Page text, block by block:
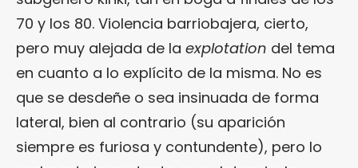
70 y los 80. Violencia barriobajera, cierto,
pero muy alejada de la explotation del tema
en cuanto a lo explícito de la misma. No es
que se desdeñe o sea insinuada de forma
lateral, bien al contrario (su aparición
siempre es furiosa y contundente), pero lo